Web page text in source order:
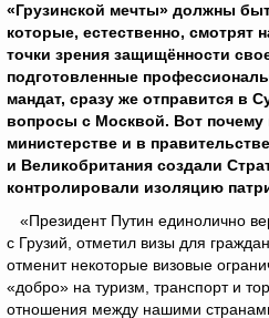
«Грузинской мечты» должны
которые, естественно, смотрят
точки зрения защищённости
подготовленные
мандат, сразу же отправится в
вопросы с Москвой. Вот почему
министерстве и в
и Великобритания создали
контролировали изоляцию
«Президент Путин единолично
с Грузий, отметил визы для
отменит некоторые визовые
«добро» на туризм, транспорт и
отношения между нашими